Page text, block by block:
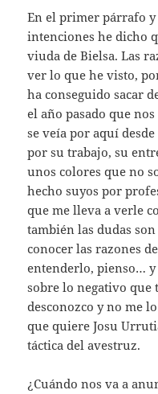
En el primer párrafo
intenciones he dicho
viuda de Bielsa. Las
ver lo que he visto,
ha conseguido sacar
el año pasado que
se veía por aquí
por su trabajo, su
unos colores que no
hecho suyos por
que me lleva a verle
también las dudas
conocer las razones
entenderlo, pienso…
sobre lo negativo que
desconozco y no me
que quiere Josu
táctica del avestruz.
¿Cuándo nos va a